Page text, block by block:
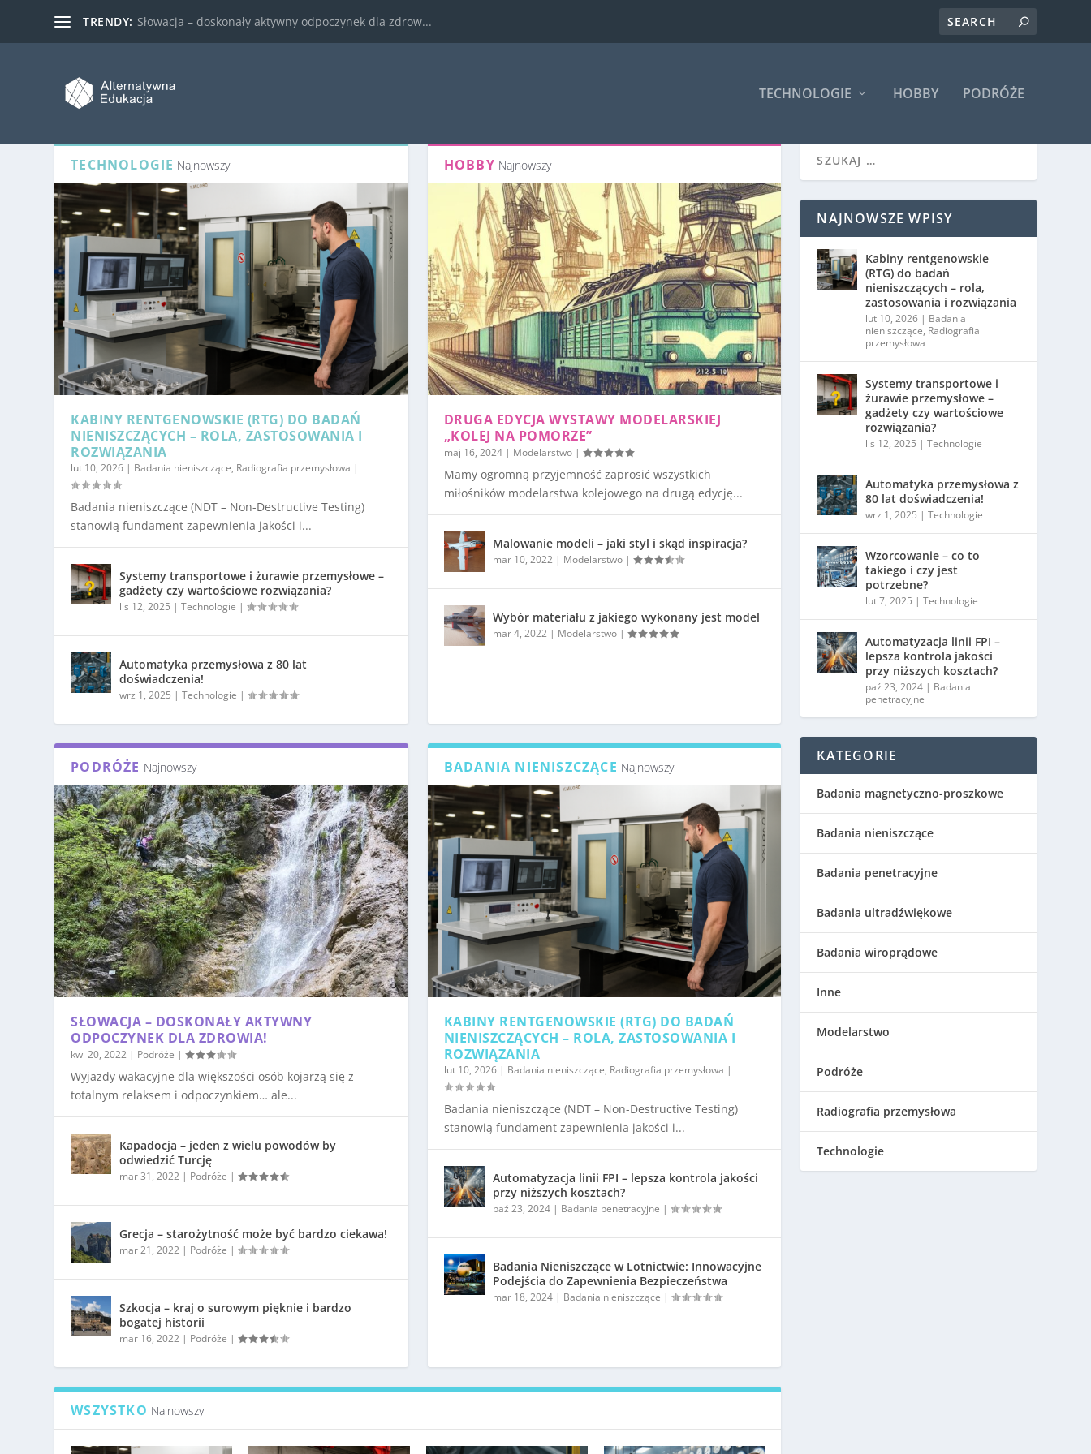
TRENDY: Słowacja – doskonały aktywny odpoczynek dla zdrow...
TECHNOLOGIE HOBBY PODRÓŻE
TECHNOLOGIE Najnowszy
KABINY RENTGENOWSKIE (RTG) DO BADAŃ
NIENISZCZĄCYCH – ROLA, ZASTOSOWANIA I
ROZWIĄZANIA
lut 10, 2026 | Badania nieniszczące, Radiografia przemysłowa |
Badania nieniszczące (NDT – Non-Destructive Testing)
stanowią fundament zapewnienia jakości i...
Systemy transportowe i żurawie przemysłowe –
gadżety czy wartościowe rozwiązania?
lis 12, 2025 |Technologie |
Automatyka przemysłowa z 80 lat
doświadczenia!
wrz 1, 2025 |Technologie |
HOBBY Najnowszy
DRUGA EDYCJA WYSTAWY MODELARSKIEJ
„KOLEJ NA POMORZE”
maj 16, 2024| Modelarstwo|
Mamy ogromną przyjemność zaprosić wszystkich
miłośników modelarstwa kolejowego na drugą edycję...
Malowanie modeli – jaki styl i skąd inspiracja?
mar 10, 2022 | Modelarstwo|
Wybór materiału z jakiego wykonany jest model
mar 4, 2022 | Modelarstwo|
PODRÓŻE Najnowszy
SŁOWACJA – DOSKONAŁY AKTYWNY
ODPOCZYNEK DLA ZDROWIA!
kwi 20, 2022 | Podróże |
Wyjazdy wakacyjne dla większości osób kojarzą się z
totalnym relaksem i odpoczynkiem… ale...
Kapadocja – jeden z wielu powodów by
odwiedzić Turcję
mar 31, 2022 | Podróże |
Grecja – starożytność może być bardzo ciekawa!
mar 21, 2022 | Podróże |
Szkocja – kraj o surowym pięknie i bardzo
bogatej historii
mar 16, 2022 | Podróże |
BADANIA NIENISZCZĄCE Najnowszy
KABINY RENTGENOWSKIE (RTG) DO BADAŃ
NIENISZCZĄCYCH – ROLA, ZASTOSOWANIA I
ROZWIĄZANIA
lut 10, 2026| Badania nieniszczące, Radiografia przemysłowa |
Badania nieniszczące (NDT – Non-Destructive Testing)
stanowią fundament zapewnienia jakości i...
Automatyzacja linii FPI – lepsza kontrola jakości
przy niższych kosztach?
paź 23, 2024| Badania penetracyjne |
Badania Nieniszczące w Lotnictwie: Innowacyjne
Podejścia do Zapewnienia Bezpieczeństwa
mar 18, 2024| Badania nieniszczące |
WSZYSTKO Najnowszy
NAJNOWSZE WPISY
Kabiny rentgenowskie
(RTG) do badań
nieniszczących – rola,
zastosowania i rozwiązania
lut 10, 2026 | Badania
nieniszczące, Radiografia
przemysłowa
Systemy transportowe i
żurawie przemysłowe –
gadżety czy wartościowe
rozwiązania?
lis 12, 2025 |Technologie
Automatyka przemysłowa z
80 lat doświadczenia!
wrz 1, 2025 |Technologie
Wzorcowanie – co to
takiego i czy jest
potrzebne?
lut 7, 2025 |Technologie
Automatyzacja linii FPI –
lepsza kontrola jakości
przy niższych kosztach?
paź 23, 2024 | Badania
penetracyjne
KATEGORIE
Badania magnetyczno-proszkowe
Badania nieniszczące
Badania penetracyjne
Badania ultradźwiękowe
Badania wiroprądowe
Inne
Modelarstwo
Podróże
Radiografia przemysłowa
Technologie